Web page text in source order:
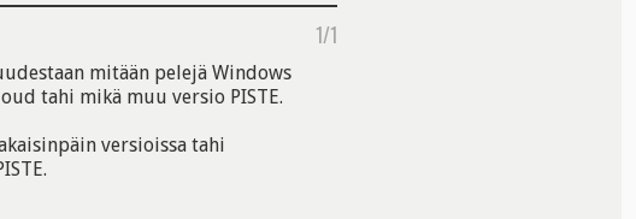
1/1
mitään pelejä Windows
tahi mikä muu versio PISTE.
versioissa tahi